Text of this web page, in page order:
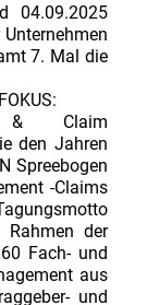
04.09.2025
7. Mal die
& Claim
den Jahren
Spreebogen
-Claims
der
Fach- und
aus
und